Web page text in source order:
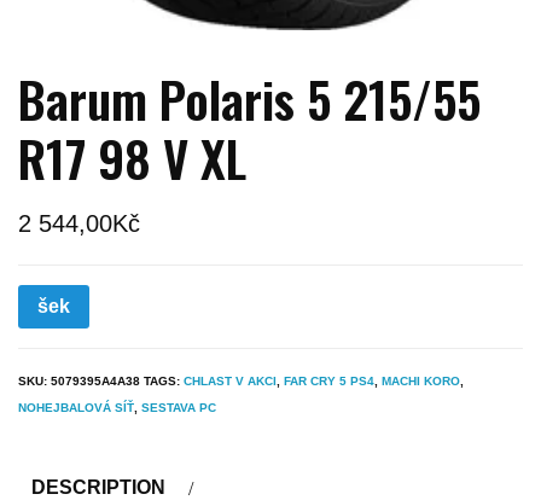
Barum Polaris 5 215/55
R17 98 V XL
2 544,00Kč
šek
SKU: 5079395A4A38 TAGS: CHLAST V AKCI FAR CRY 5 PS4 MACHI KORO
NOHEJBALOVÁ SÍŤ SESTAVA PC
DESCRIPTION